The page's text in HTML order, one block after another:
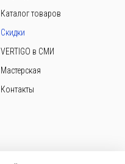
Каталог товаров
Скидки
VERTIGO в СМИ
Мастерская
Контакты